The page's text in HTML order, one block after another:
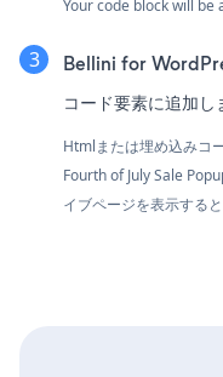
Your code block will
Bellini for
コード要素に追加し
Htmlまたは埋め込みコ
Fourth of July Sale
イブページを表示する